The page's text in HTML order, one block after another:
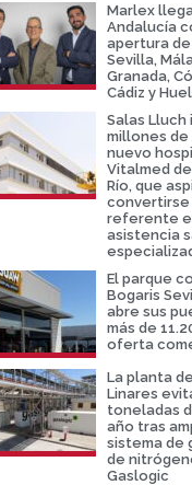
Marlex
Andalucía
apertura
Sevilla,
Granada,
Cádiz y
Salas Lluch
millones
nuevo
Vitalmed
Río, que
convertirse
referente
asistencia
El parque
Bogaris
abre sus
más de
oferta
La planta
Linares
toneladas
año tras
sistema de
de
Gaslogic